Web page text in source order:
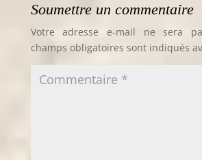
Soumettre un commentaire
Votre adresse e-mail ne sera
champs obligatoires sont indiqués